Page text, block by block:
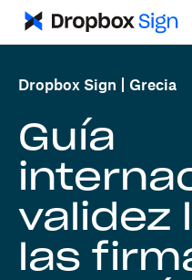
Dropbox Sign Grecia
Guía
validez
las